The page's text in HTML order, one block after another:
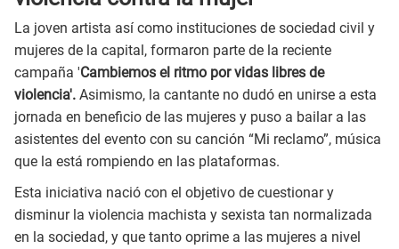
La joven artista así como instituciones de sociedad civil y
mujeres de la capital, formaron parte de la reciente
campaña 'Cambiemos el ritmo por vidas libres de
violencia'. Asimismo, la cantante no dudó en unirse a esta
jornada en beneficio de las mujeres y puso a bailar a las
asistentes del evento con su canción “Mi reclamo”, música
que la está rompiendo en las plataformas.
Esta iniciativa nació con el objetivo de cuestionar y
disminur la violencia machista y sexista tan normalizada
en la sociedad, y que tanto oprime a las mujeres a nivel